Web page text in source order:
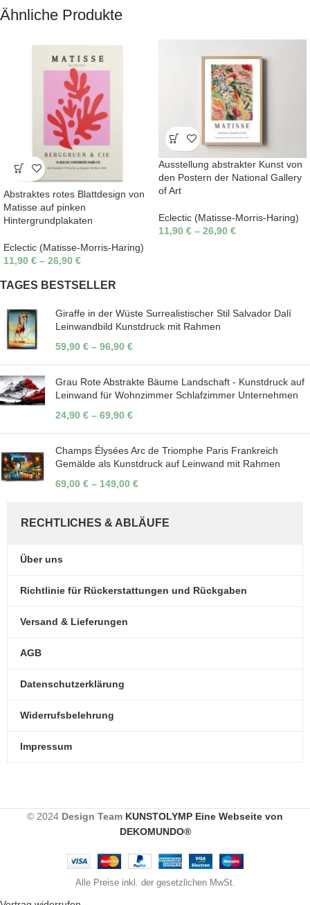
Ähnliche Produkte
Abstraktes rotes Blattdesign von
Matisse auf pinken
Hintergrundplakaten
Eclectic (Matisse-Morris-Haring)
11,90 € – 26,90 €
Ausstellung abstrakter Kunst von
den Postern der National Gallery
of Art
Eclectic (Matisse-Morris-Haring)
11,90 € – 26,90 €
TAGES BESTSELLER
Giraffe in der Wüste Surrealistischer Stil Salvador Dalí
Leinwandbild Kunstdruck mit Rahmen
59,90 € – 96,90 €
Grau Rote Abstrakte Bäume Landschaft - Kunstdruck auf
Leinwand für Wohnzimmer Schlafzimmer Unternehmen
24,90 € – 69,90 €
Champs Élysées Arc de Triomphe Paris Frankreich
Gemälde als Kunstdruck auf Leinwand mit Rahmen
69,00 € – 149,00 €
RECHTLICHES & ABLÄUFE
Über uns
Richtlinie für Rückerstattungen und Rückgaben
Versand & Lieferungen
AGB
Datenschutzerklärung
Widerrufsbelehrung
Impressum
© 2024 Design Team KUNSTOLYMP Eine Webseite von
DEKOMUNDO®
Alle Preise inkl. der gesetzlichen MwSt.